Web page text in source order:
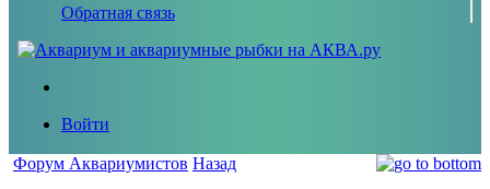
Обратная связь
Войти
Форум Аквариумистов Назад